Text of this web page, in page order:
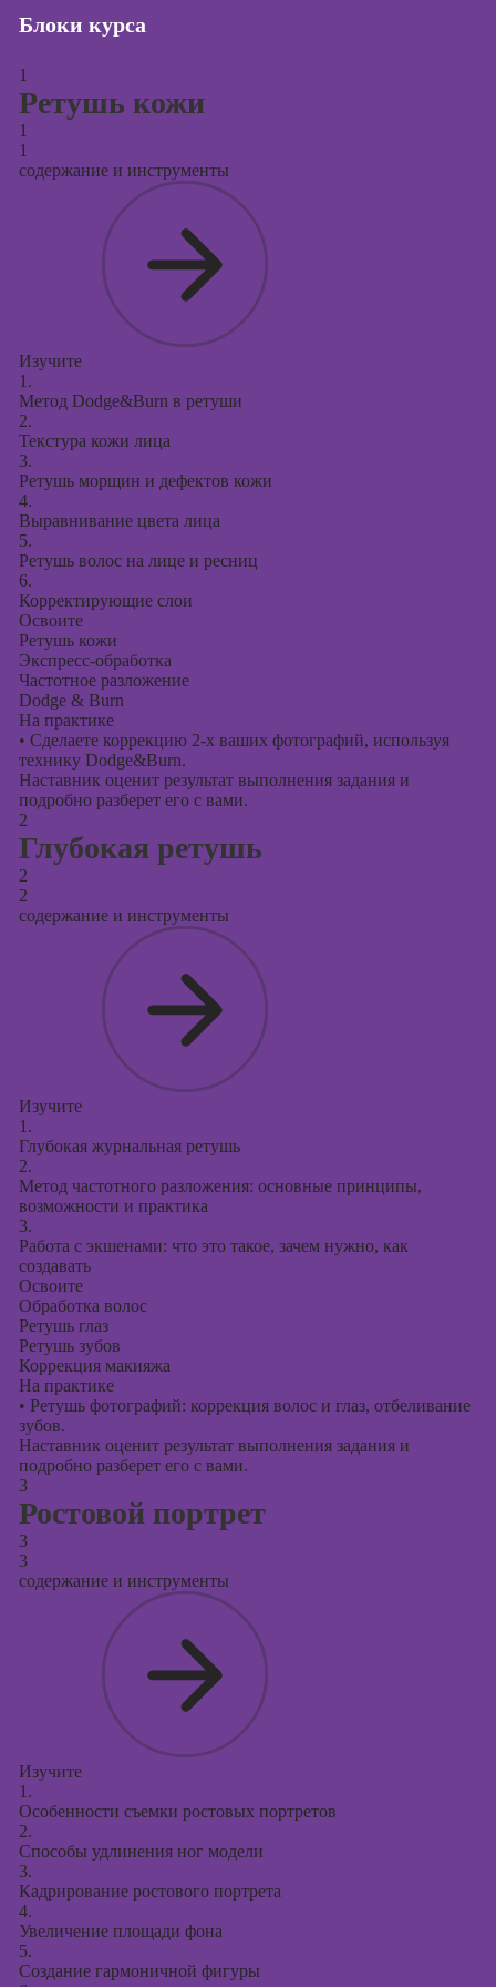
Блоки курса
1
Ретушь кожи
1
1
содержание и инструменты
Изучите
1.
Метод Dodge&Burn в ретуши
2.
Текстура кожи лица
3.
Ретушь морщин и дефектов кожи
4.
Выравнивание цвета лица
5.
Ретушь волос на лице и ресниц
6.
Корректирующие слои
Освоите
Ретушь кожи
Экспресс-обработка
Частотное разложение
Dodge & Burn
На практике
• Сделаете коррекцию 2-х ваших фотографий, используя
технику Dodge&Burn.
Наставник оценит результат выполнения задания и
подробно разберет его с вами.
2
Глубокая ретушь
2
2
содержание и инструменты
Изучите
1.
Глубокая журнальная ретушь
2.
Метод частотного разложения: основные принципы,
возможности и практика
3.
Работа с экшенами: что это такое, зачем нужно, как
создавать
Освоите
Обработка волос
Ретушь глаз
Ретушь зубов
Коррекция макияжа
На практике
• Ретушь фотографий: коррекция волос и глаз, отбеливание
зубов.
Наставник оценит результат выполнения задания и
подробно разберет его с вами.
3
Ростовой портрет
3
3
содержание и инструменты
Изучите
1.
Особенности съемки ростовых портретов
2.
Способы удлинения ног модели
3.
Кадрирование ростового портрета
4.
Увеличение площади фона
5.
Создание гармоничной фигуры